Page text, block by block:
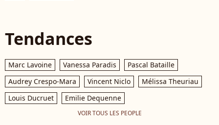
Tendances
Marc Lavoine Vanessa Paradis
Pascal Bataille
Audrey Crespo-Mara
Vincent Niclo
Mélissa Theuriau
Louis Ducruet
Emilie Dequenne
VOIR TOUS LES PEOPLE